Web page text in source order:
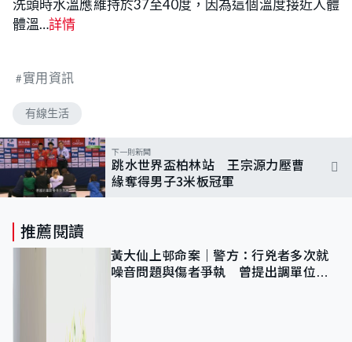
洗頭時水溫應維持於37至40度，因為這個溫度接近人體
體溫…詳情
實用資訊
有線生活
下一則新聞
跳水世界盃柏林站 王宗源力壓曹
緣奪得男子3米板冠軍
推薦閱讀
黃大仙上邨命案｜警方：行兇者多次就
噪音問題與傷者爭執 曾提出調單位已